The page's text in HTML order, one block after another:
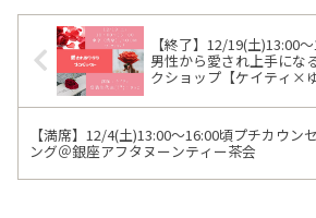
【終了】12/19(土)13:00
男性から愛され上手にな
クショップ【ケイティ×
【満席】12/4(土)13:00～16:00頃プチカウン
ング＠銀座アフタヌーンティー茶会